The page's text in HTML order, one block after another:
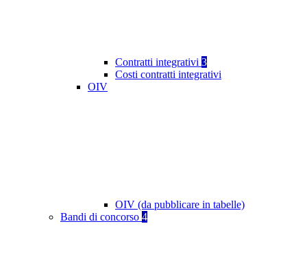
Contratti integrativi 3
Costi contratti integrativi
OIV
OIV (da pubblicare in tabelle)
Bandi di concorso 4